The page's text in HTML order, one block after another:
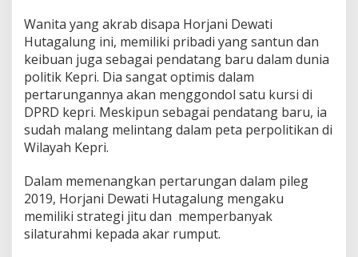
I
u
t
B
e
r
t
a
n
g
d
a
l
Wanita yang akrab disapa Horjani Dewati
Hutagalung ini, memiliki pribadi yang santun dan
keibuan juga sebagai pendatang baru dalam dunia
politik Kepri. Dia sangat optimis dalam
pertarungannya akan menggondol satu kursi di
DPRD kepri. Meskipun sebagai pendatang baru, ia
sudah malang melintang dalam peta perpolitikan di
Wilayah Kepri.
Dalam memenangkan pertarungan dalam pileg
2019, Horjani Dewati Hutagalung mengaku
memiliki strategi jitu dan memperbanyak
silaturahmi kepada akar rumput.